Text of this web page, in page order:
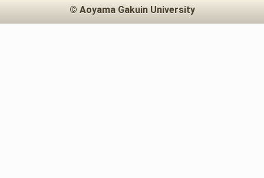
© Aoyama Gakuin University